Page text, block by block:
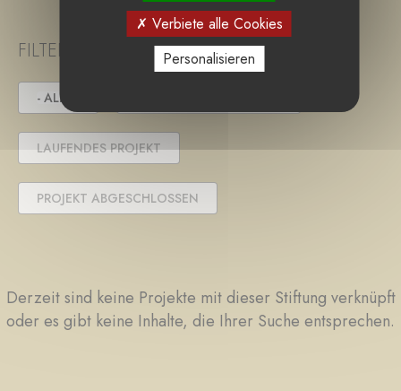
FILTER PROJECT STATUS
- ALLE -
LAUFENDES PROJEKT
PROJEKT ABGESCHLOSSEN
Derzeit sind keine Projekte mit dieser Stiftung verknüpft
oder es gibt keine Inhalte, die Ihrer Suche entsprechen.
Verbiete alle Cookies
Personalisieren